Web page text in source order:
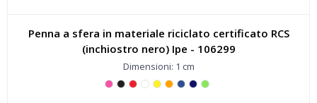
Penna a sfera in materiale riciclato certificato RCS
(inchiostro nero) Ipe - 106299
Dimensioni: 1 cm